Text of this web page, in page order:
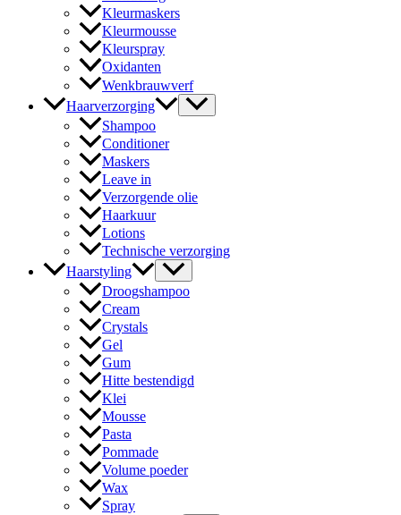
Kleurmaskers
Kleurmousse
Kleurspray
Oxidanten
Wenkbrauwverf
Haarverzorging
Shampoo
Conditioner
Maskers
Leave in
Verzorgende olie
Haarkuur
Lotions
Technische verzorging
Haarstyling
Droogshampoo
Cream
Crystals
Gel
Gum
Hitte bestendigd
Klei
Mousse
Pasta
Pommade
Volume poeder
Wax
Spray